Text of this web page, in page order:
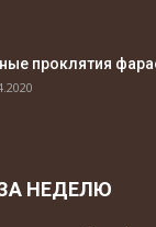
проклятия
НЕДЕЛЮ